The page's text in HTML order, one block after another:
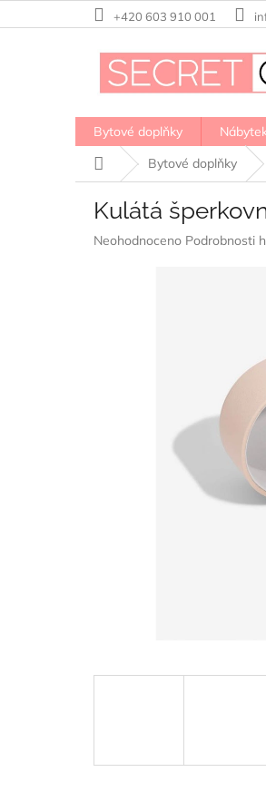
na
+420 603 910 001
Bytové doplňky
Domů
Bytové doplňky
Kulátá
Průměrné
Neohodnoceno Podrobnosti